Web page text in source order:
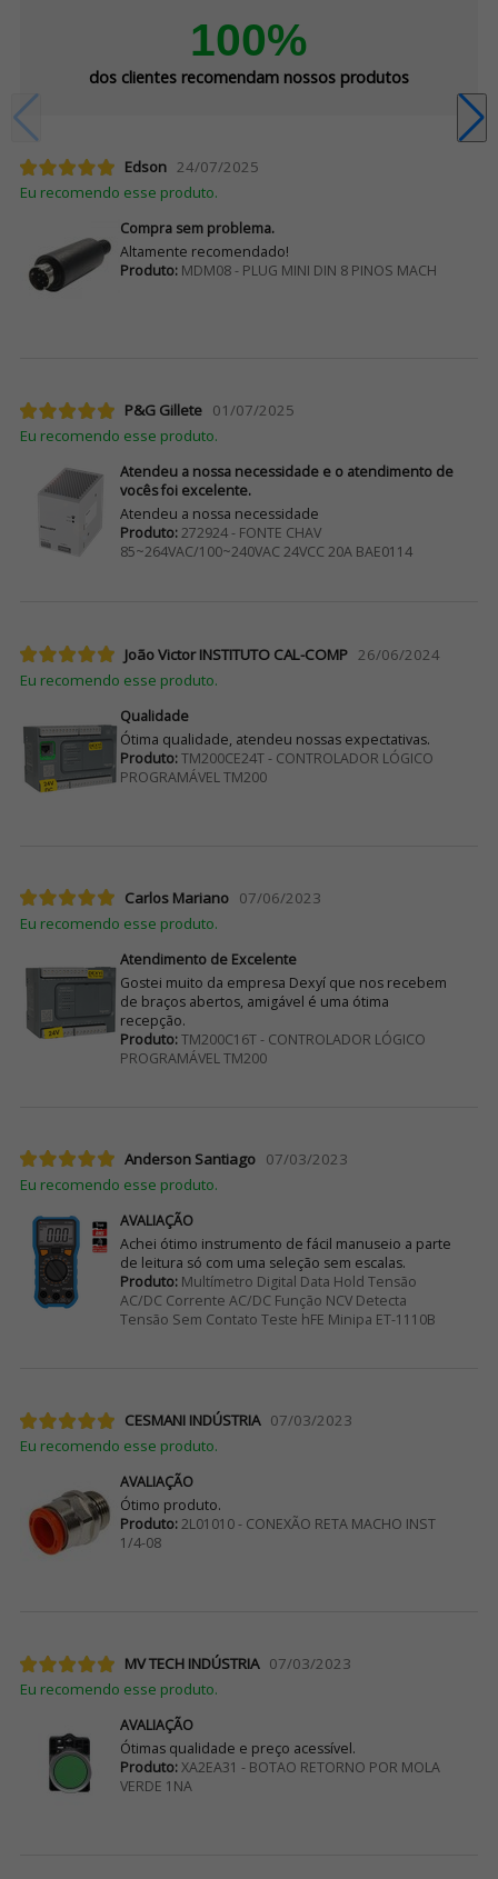
100%
dos clientes recomendam nossos produtos
Edson 24/07/2025
Eu recomendo esse produto.
Compra sem problema.
Altamente recomendado!
Produto:MDM08 - PLUG MINI DIN 8 PINOS MACH
P&G Gillete 01/07/2025
Eu recomendo esse produto.
Atendeu a nossa necessidade e o atendimento de
vocês foi excelente.
Atendeu a nossa necessidade
Produto:272924 - FONTE CHAV
85~264VAC/100~240VAC 24VCC 20A BAE0114
João Victor INSTITUTO CAL-COMP 26/06/2024
Eu recomendo esse produto.
Qualidade
Ótima qualidade, atendeu nossas expectativas.
Produto:TM200CE24T - CONTROLADOR LÓGICO
PROGRAMÁVEL TM200
Carlos Mariano 07/06/2023
Eu recomendo esse produto.
Atendimento de Excelente
Gostei muito da empresa Dexyí que nos recebem
de braços abertos, amigável é uma ótima
recepção.
Produto:TM200C16T - CONTROLADOR LÓGICO
PROGRAMÁVEL TM200
Anderson Santiago 07/03/2023
Eu recomendo esse produto.
AVALIAÇÃO
Achei ótimo instrumento de fácil manuseio a parte
de leitura só com uma seleção sem escalas.
Produto:Multímetro Digital Data Hold Tensão
AC/DC Corrente AC/DC Função NCV Detecta
Tensão Sem Contato Teste hFE Minipa ET-1110B
CESMANI INDÚSTRIA 07/03/2023
Eu recomendo esse produto.
AVALIAÇÃO
Ótimo produto.
Produto:2L01010 - CONEXÃO RETA MACHO INST
1/4-08
MV TECH INDÚSTRIA 07/03/2023
Eu recomendo esse produto.
AVALIAÇÃO
Ótimas qualidade e preço acessível.
Produto:XA2EA31 - BOTAO RETORNO POR MOLA
VERDE 1NA